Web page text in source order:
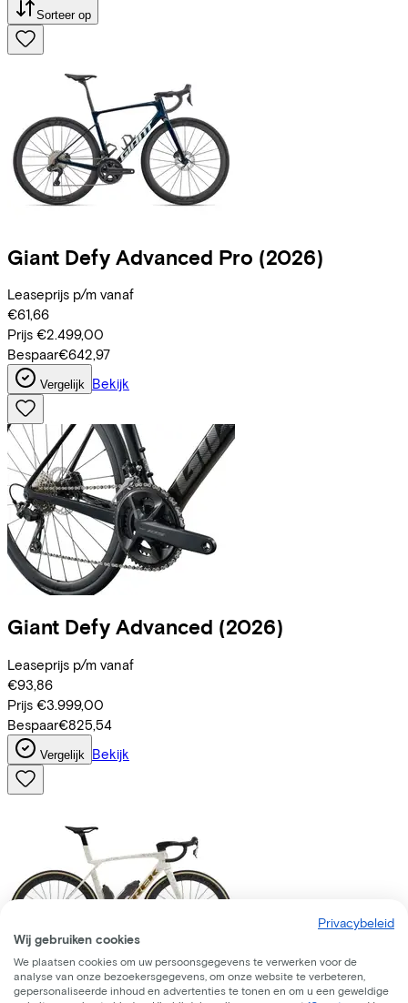
Sorteer op
Giant Defy Advanced Pro (2026)
Leaseprijs p/m vanaf
€61,66
Prijs €2.499,00
Bespaar€642,97
Vergelijk Bekijk
Giant Defy Advanced (2026)
Leaseprijs p/m vanaf
€93,86
Prijs €3.999,00
Bespaar€825,54
Vergelijk Bekijk
Trek Madone SLR 7 AXS Gen 8 (2026)
Privacybeleid
Wij gebruiken cookies
We plaatsen cookies om uw persoonsgegevens te verwerken voor de
analyse van onze bezoekersgegevens, om onze website te verbeteren,
gepersonaliseerde inhoud en advertenties te tonen en om u een geweldige